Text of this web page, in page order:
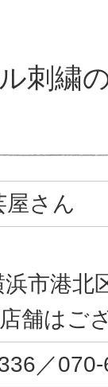
刺繍
屋さん
市港北
舗はご
／